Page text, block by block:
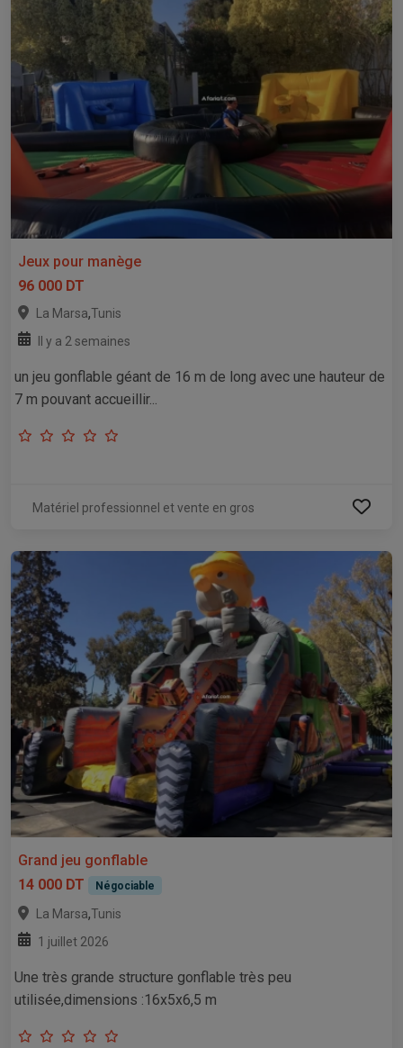
Jeux pour manège
96 000 DT
La Marsa,Tunis
Il y a 2 semaines
un jeu gonflable géant de 16 m de long avec une hauteur de
7 m pouvant accueillir...
Matériel professionnel et vente en gros
Grand jeu gonflable
14 000 DT
Négociable
La Marsa,Tunis
1 juillet 2026
Une très grande structure gonflable très peu
utilisée,dimensions :16x5x6,5 m